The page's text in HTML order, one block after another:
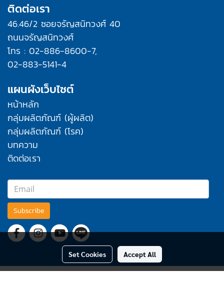
ติดต่อเรา
46.46/2 ซอยจรัญสนิทวงศ์ 40
ถนนจรัญสนิทวงศ์
โทร : 02-886-8600-7,
02-883-5141-4
แผนผังเว็บไซต์
หน้าหลัก
กลุ่มผลิตภัณฑ์ (ผู้ผลิต)
กลุ่มผลิตภัณฑ์ (โรค)
บทความ
ติดต่อเรา
Subscribe
Set Cookies Accept All